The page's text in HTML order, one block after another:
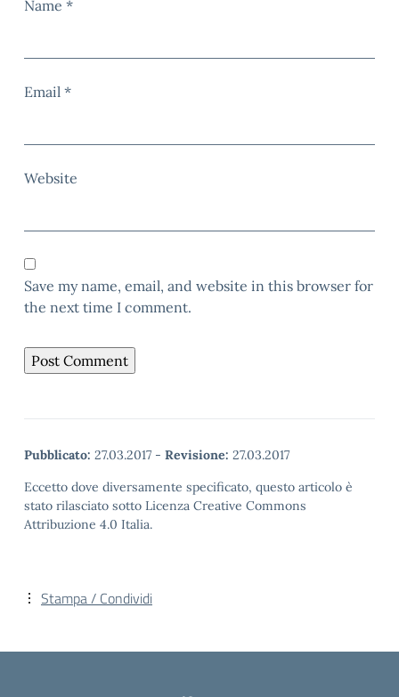
Name *
Email *
Website
Save my name, email, and website in this browser for
the next time I comment.
Pubblicato: 27.03.2017 - Revisione: 27.03.2017
Eccetto dove diversamente specificato, questo articolo è
stato rilasciato sotto Licenza Creative Commons
Attribuzione 4.0 Italia.
Stampa / Condividi